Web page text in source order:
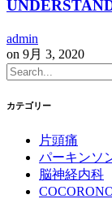
admin
on 9月 3, 2020
カテゴリー
片頭痛
パーキンソ
脳神経内科